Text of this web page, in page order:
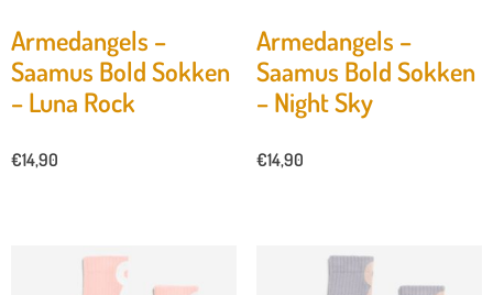
Armedangels –
Saamus Bold Sokken
– Luna Rock
€14,90
Armedangels –
Saamus Bold Sokken
– Night Sky
€14,90